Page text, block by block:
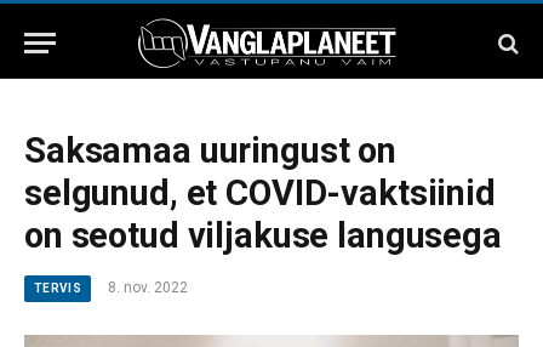
Saksamaa uuringust on
selgunud, et COVID-vaktsiinid
on seotud viljakuse langusega
TERVIS 8. nov. 2022